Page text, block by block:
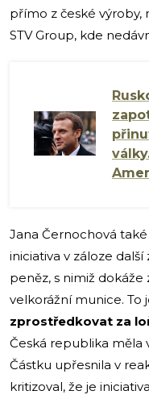
přímo z české výroby,
STV Group, kde
Jana Černochová
iniciativa v záloze
peněz, s nimiž dokáže
velkorážní munice. To
zprostředkovat za
Česká republika měla
Částku upřesnila v
kritizoval, že je